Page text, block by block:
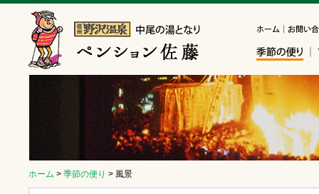
ホーム > 季節の便り > 風景